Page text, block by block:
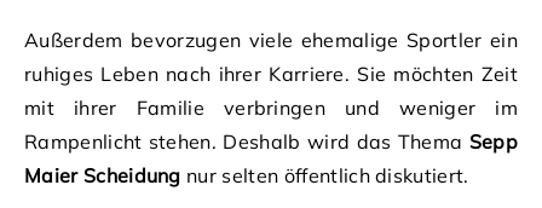
Außerdem bevorzugen viele ehemalige Sportler ein
ruhiges Leben nach ihrer Karriere. Sie möchten Zeit
mit ihrer Familie verbringen und weniger im
Rampenlicht stehen. Deshalb wird das Thema Sepp
Maier Scheidung nur selten öffentlich diskutiert.